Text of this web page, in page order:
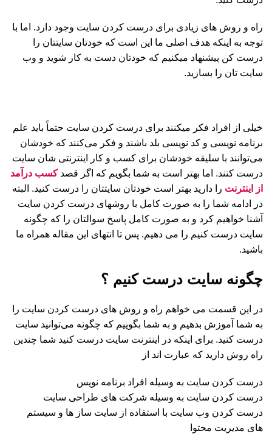
راه و روش های زیادی برای درست کردن سایت وجود دارد. اما با
توجه به اینکه هدف اصلی ما این است که خودتان سایتتان را
درست کن پیشنهاد میکنیم که خودتان دست به کار شوید و وب
سایت تان را بسازید.
خیلی از افراد فکر میکنند برای درست کردن سایت حتماً باید علم
برنامه نویسی و کد نویسی بلد باشند و فکر می‌کنند که خودشان
می‌توانند با سلیقه خودشان برای کسب و کار اینترنتی شان سایت
درست کنند. اما بهتر است به شما بگویم که اگر قصدکسب درآمد
از اینترنت را دارید بهتر است خودتان سایتتان را درست کنید. البته
در ادامه شما را به صورت کامل با روشهای درست کردن سایت
آشنا خواهیم کرد و به صورت کامل پاسخ سوالتان را که چگونه
سایت درست کنیم را می دهیم. پس تا انتهای این مقاله همراه ما
باشید.
چگونه سایت درست کنیم ؟
در این قسمت می خواهم راه و روش های درست کردن سایت را
به شما آموزش بدهیم و به شما بگوییم که چگونه می‌توانید سایت
درست کنید. برای اینکه در اینترنت سایت درست کنید شما چندین
راه روش دارید که عبارت اند از
درست کردن سایت به وسیله افراد برنامه نویس
درست کردن سایت به وسیله شرکت های طراحی سایت
درست کردن وب سایت با استفاده از سایت ساز ها و سیستم
های مدیریت محتوا